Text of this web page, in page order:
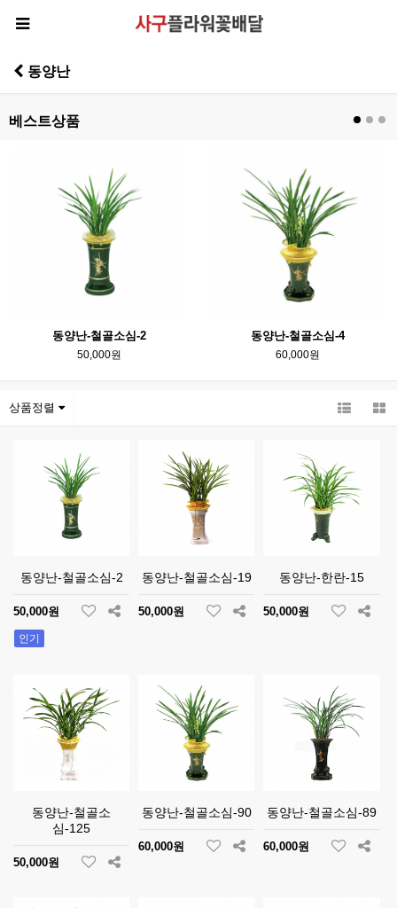
동양난
베스트상품
동양난-철골소심-2
50,000원
동양난-철골소심-4
60,000원
상품정렬
동양난-철골소심-2
50,000원
인기
동양난-철골소심-19
50,000원
동양난-한란-15
50,000원
동양난-철골소
심-125
50,000원
동양난-철골소심-90
60,000원
동양난-철골소심-89
60,000원